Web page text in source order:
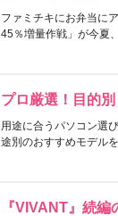
ファミチキにお弁当に
45％増量作戦」が今夏
プロ厳選！目的
用途に合うパソコン選
途別のおすすめモデル
『VIVANT』続